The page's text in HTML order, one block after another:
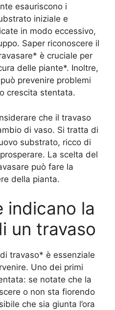
esauriscono i
iniziale e
in modo eccessivo,
Saper riconoscere il
è cruciale per
delle piante*. Inoltre,
prevenire problemi
crescita stentata.
che il travaso
di vaso. Si tratta di
substrato, ricco di
La scelta del
può fare la
della pianta.
indicano la
un travaso
travaso* è essenziale
Uno dei primi
se notate che la
o non sta fiorendo
che sia giunta l’ora